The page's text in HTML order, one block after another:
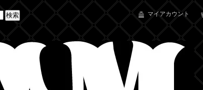
マイアカウント